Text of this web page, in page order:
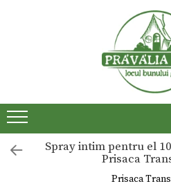
Spray intim pentru el
Prisaca
Prisaca